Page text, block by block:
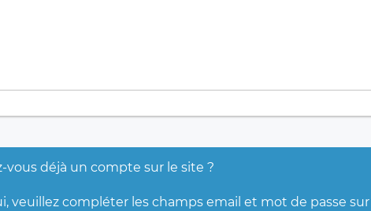
vous déjà un compte sur le site ?
veuillez compléter les champs email et mot de passe sur